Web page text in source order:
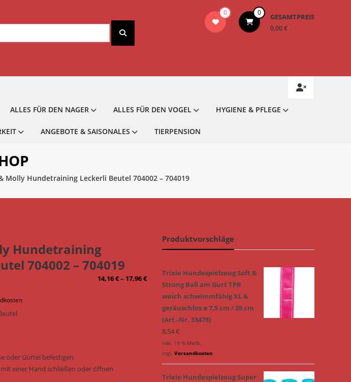
0 0 GESAMTPREIS
0,00 €
ALLES FÜR DEN NAGER ALLES FÜR DEN VOGEL HYGIENE & PFLEGE
ANGEBOTE & SAISONALES TIERPENSION
Molly Hundetraining Leckerli Beutel 704002 – 704019
Hundetraining
704002 – 704019
14,16€– 17,96€
oder Gürtel befestigen
einer Hand schließen oder öffnen
Produktvorschläge
Trixie Hundespielzeug Soft &
Strong Ball am Gurt TPR
weich schwimmfähig XL &
geräuschlos ø 7,5 cm / 29 cm
(Art.-Nr. 33478)
8,54€
inkl. 19 % MwSt.
zzgl. Versandkosten
Trixie Hundespielzeug Super